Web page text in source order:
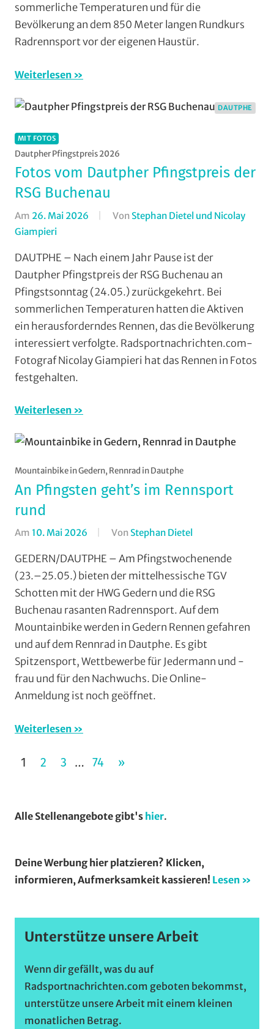
RSG
Buchenau,
RSG
und
RSV
Rundstrecke
Strasse,
Vereine
sommerliche Temperaturen und für die
Bevölkerung an dem 850 Meter langen Rundkurs
Radrennsport vor der eigenen Haustür.
Weiterlesen
DAUTPHE
MIT FOTOS
Dautpher Pfingstpreis 2026
Fotos vom Dautpher Pfingstpreis der
RSG Buchenau
Am 26. Mai 2026 Von Stephan Dietel und Nicolay
Giampieri
Mit
Fotos,
Multimedia,
Orte,
RSG
Buchenau,
RSG
Gießen
Wieseck
Marburg,
RV
Gießen-
Kleinlinden,
Vereine
DAUTPHE – Nach einem Jahr Pause ist der
Dautpher Pfingstpreis der RSG Buchenau an
Pfingstsonntag (24.05.) zurückgekehrt. Bei
sommerlichen Temperaturen hatten die Aktiven
ein herausforderndes Rennen, das die Bevölkerung
interessiert verfolgte. Radsportnachrichten.com-
Fotograf Nicolay Giampieri hat das Rennen in Fotos
festgehalten.
Weiterlesen
Mountainbike in Gedern, Rennrad in Dautphe
An Pfingsten geht’s im Rennsport
rund
Am 10. Mai 2026 Von Stephan Dietel
Country,
Formate
Jedermann
Mountainbike
RSG
Buchenau
Rundstrecke
Strasse
GEDERN/DAUTPHE – Am Pfingstwochenende
(23.–25.05.) bieten der mittelhessische TGV
Schotten mit der HWG Gedern und die RSG
Buchenau rasanten Radrennsport. Auf dem
Mountainbike werden in Gedern Rennen gefahren
und auf dem Rennrad in Dautphe. Es gibt
Spitzensport, Wettbewerbe für Jedermann und -
frau und für den Nachwuchs. Die Online-
Anmeldung ist noch geöffnet.
Weiterlesen
Seitennummerierung
Beiträge
1 2 3 … 74
NÄCHSTE
»
Alle Stellenangebote gibt's hier.
Deine Werbung hier platzieren? Klicken,
informieren, Aufmerksamkeit kassieren! Lesen »
Unterstütze unsere Arbeit
Wenn dir gefällt, was du auf
Radsportnachrichten.com geboten bekommst,
unterstütze unsere Arbeit mit einem kleinen
monatlichen Betrag.